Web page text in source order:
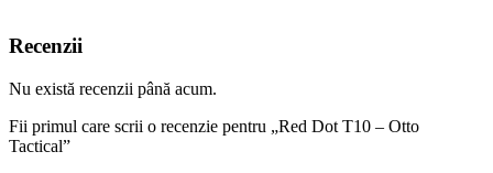
Recenzii
Nu există recenzii până acum.
Fii primul care scrii o recenzie pentru „Red Dot T10 – Otto
Tactical”